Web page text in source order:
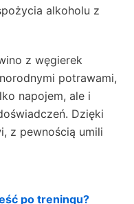
alkoholu z
z węgierek
potrawami,
napojem, ale i
Dzięki
z pewnością umili
po treningu?